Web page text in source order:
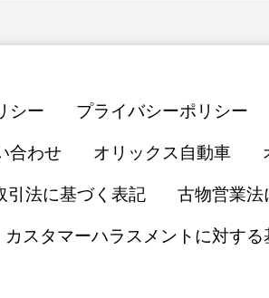
シー プライバシーポリシー
合わせ オリックス自動車
引法に基づく表記 古物営業法
カスタマーハラスメントに対する